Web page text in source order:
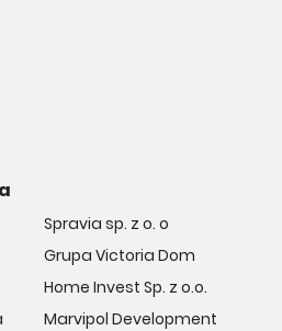
Spravia sp. z o. o
Grupa Victoria Dom
Home Invest Sp. z o.o.
Marvipol Development